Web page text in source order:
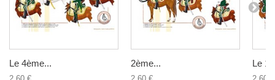
Le 4ème... 2ème... Le